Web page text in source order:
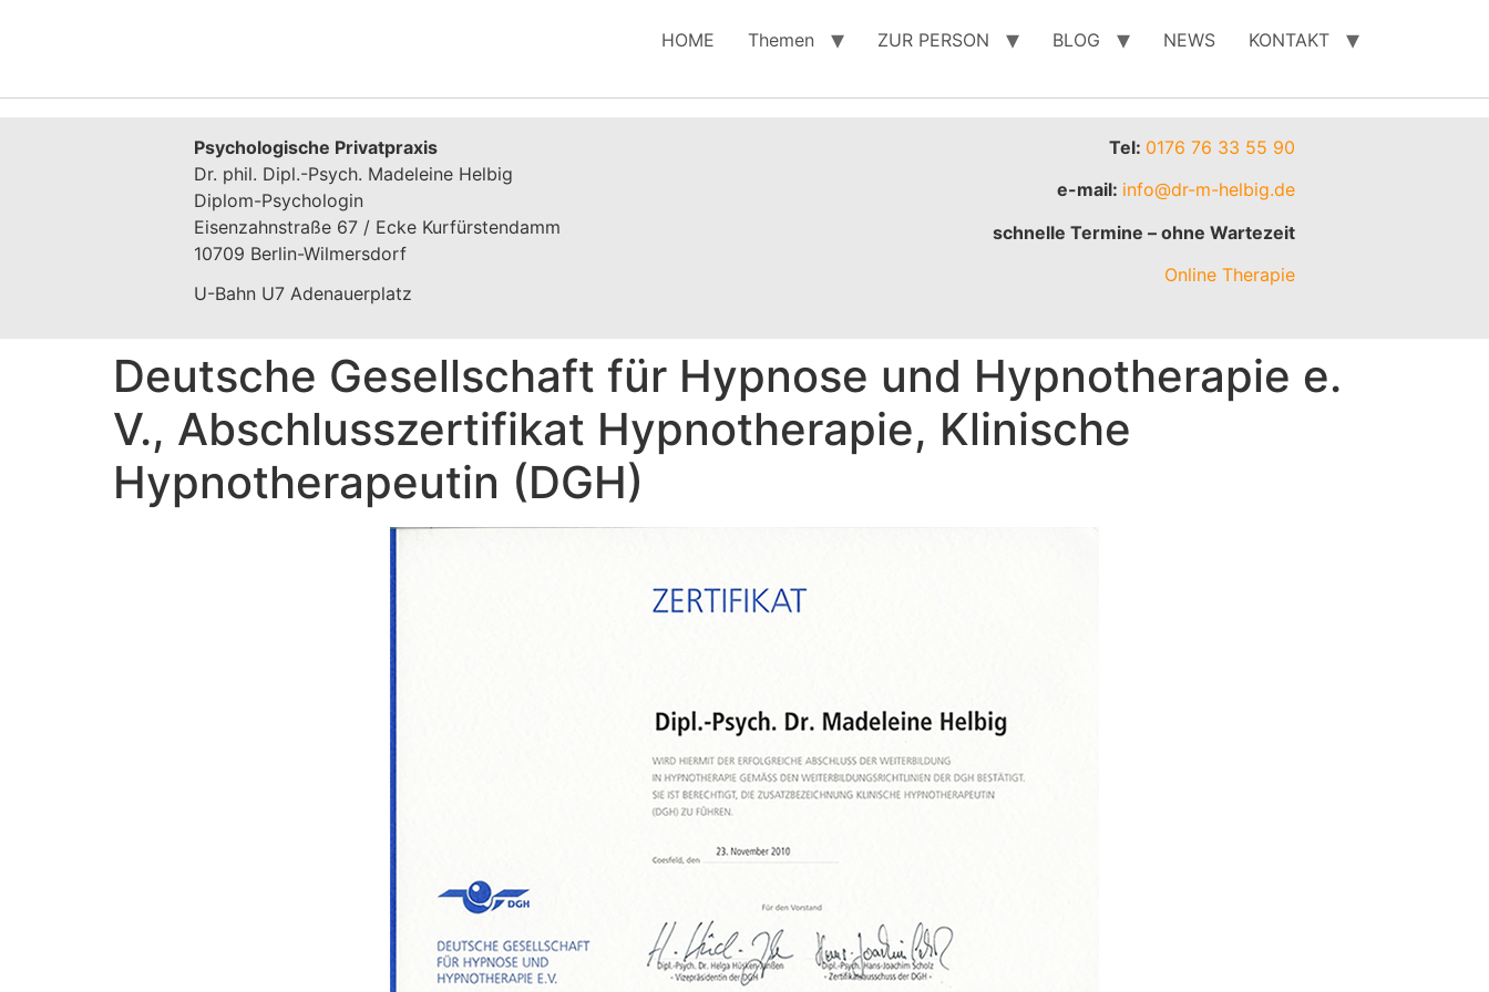
HOME Themen ZUR PERSON BLOG NEWS KONTAKT
Psychologische Privatpraxis
Dr. phil. Dipl.-Psych. Madeleine Helbig
Diplom-Psychologin
Eisenzahnstraße 67 / Ecke Kurfürstendamm
10709 Berlin-Wilmersdorf
U-Bahn U7 Adenauerplatz
Tel: 0176 76 33 55 90
e-mail: info@dr-m-helbig.de
schnelle Termine – ohne Wartezeit
Online Therapie
Deutsche Gesellschaft für Hypnose und Hypnotherapie e.
V., Abschlusszertifikat Hypnotherapie, Klinische
Hypnotherapeutin (DGH)